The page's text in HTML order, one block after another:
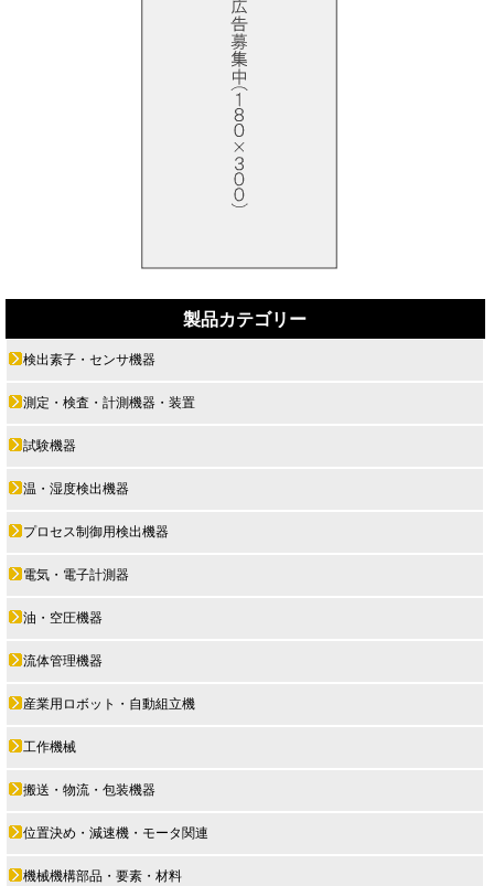
製品カテゴリー
検出素子・センサ機器
測定・検査・計測機器・装置
試験機器
温・湿度検出機器
プロセス制御用検出機器
電気・電子計測器
油・空圧機器
流体管理機器
産業用ロボット・自動組立機
工作機械
搬送・物流・包装機器
位置決め・減速機・モータ関連
機械機構部品・要素・材料